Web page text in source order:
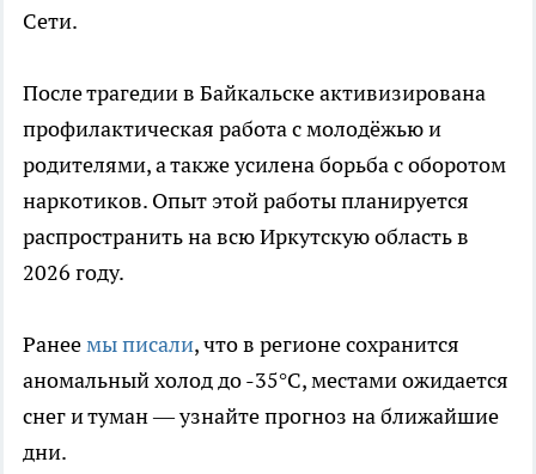
Сети.
После трагедии в Байкальске активизирована
профилактическая работа с молодёжью и
родителями, а также усилена борьба с оборотом
наркотиков. Опыт этой работы планируется
распространить на всю Иркутскую область в
2026 году.
Ранеемы писали, что в регионе сохранится
аномальный холод до -35°C, местами ожидается
снег и туман — узнайте прогноз на ближайшие
дни.